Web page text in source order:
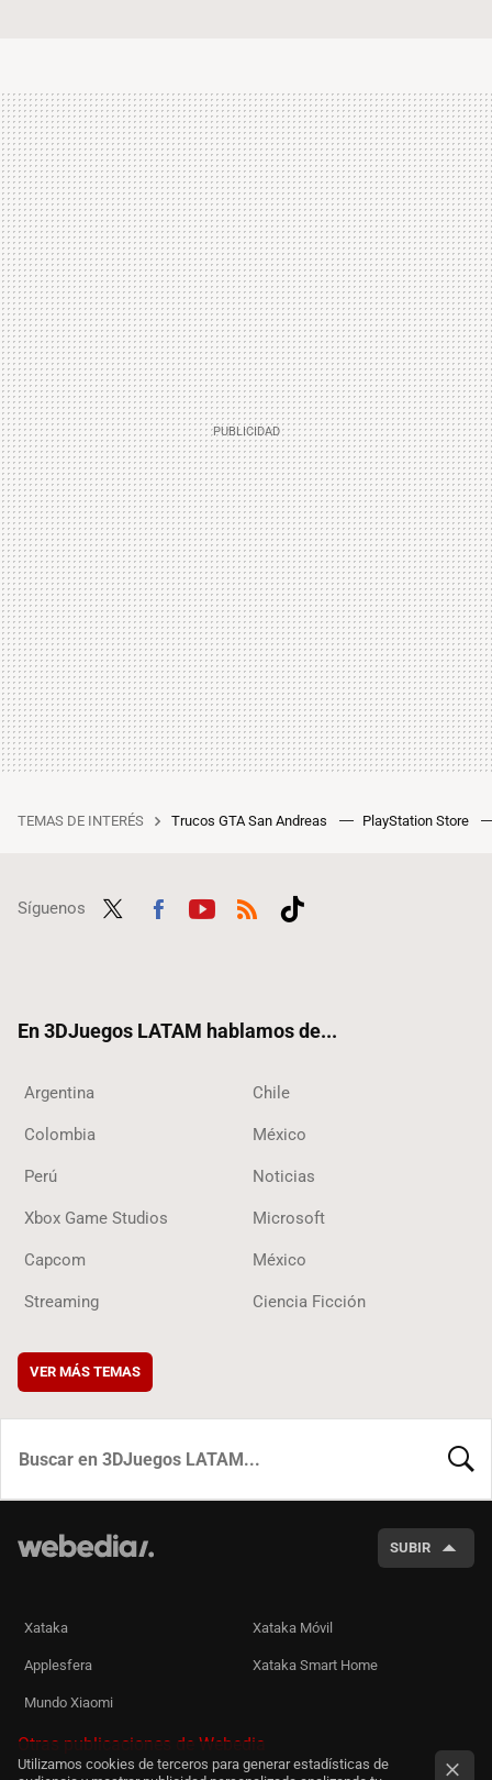
TEMAS DE INTERÉS Trucos GTA San Andreas PlayStation Store
Síguenos
En 3DJuegos LATAM hablamos de...
Argentina Chile
Colombia México
Perú Noticias
Xbox Game Studios Microsoft
Capcom México
Streaming Ciencia Ficción
VER MÁS TEMAS
SUBIR
Xataka Xataka Móvil
Applesfera Xataka Smart Home
Mundo Xiaomi
Otras publicaciones de Webedia
Utilizamos cookies de terceros para generar estadísticas de